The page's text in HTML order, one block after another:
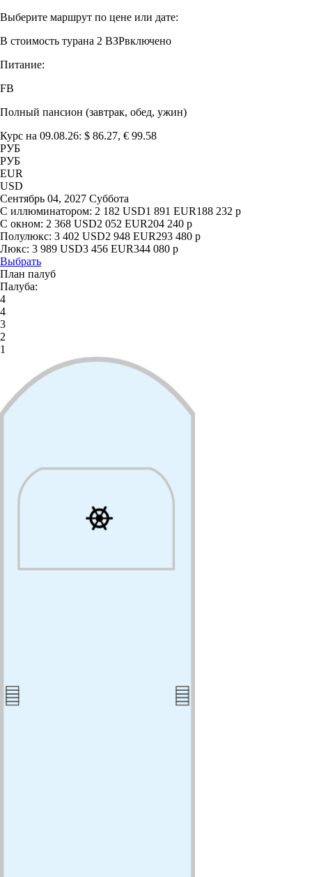
Выберите маршрут по цене или дате:
В стоимость турана 2 ВЗРвключено
Питание:
FB
Полный пансион (завтрак, обед, ужин)
Курс на 09.08.26: $ 86.27, € 99.58
РУБ
РУБ
EUR
USD
Сентябрь 04, 2027 Суббота
С иллюминатором: 2 182 USD1 891 EUR188 232 р
С окном: 2 368 USD2 052 EUR204 240 р
Полулюкс: 3 402 USD2 948 EUR293 480 р
Люкс: 3 989 USD3 456 EUR344 080 р
Выбрать
План палуб
Палуба:
4
4
3
2
1